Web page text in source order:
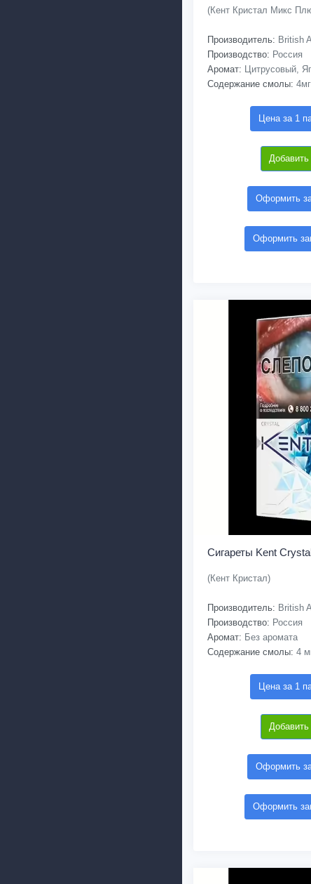
(Кент Кристал Микс
Производитель: British
Производство: Россия
Аромат: Цитрусовый,
Содержание смолы: 4мг
Цена за 1
Добавить
Оформить
Оформить
Сигареты Kent
(Кент Кристал)
Производитель: British
Производство: Россия
Аромат: Без аромата
Содержание смолы: 4
Цена за 1
Добавить
Оформить
Оформить